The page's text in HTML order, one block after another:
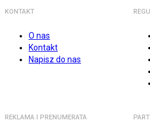
KONTAKT
O nas
Kontakt
Napisz do nas
REKLAMA I PRENUMERATA